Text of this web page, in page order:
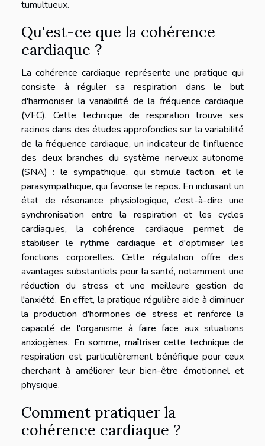
tumultueux.
Qu'est-ce que la cohérence
cardiaque ?
La cohérence cardiaque représente une pratique qui
consiste à réguler sa respiration dans le but
d'harmoniser la variabilité de la fréquence cardiaque
(VFC). Cette technique de respiration trouve ses
racines dans des études approfondies sur la variabilité
de la fréquence cardiaque, un indicateur de l'influence
des deux branches du système nerveux autonome
(SNA) : le sympathique, qui stimule l'action, et le
parasympathique, qui favorise le repos. En induisant un
état de résonance physiologique, c'est-à-dire une
synchronisation entre la respiration et les cycles
cardiaques, la cohérence cardiaque permet de
stabiliser le rythme cardiaque et d'optimiser les
fonctions corporelles. Cette régulation offre des
avantages substantiels pour la santé, notamment une
réduction du stress et une meilleure gestion de
l'anxiété. En effet, la pratique régulière aide à diminuer
la production d'hormones de stress et renforce la
capacité de l'organisme à faire face aux situations
anxiogènes. En somme, maîtriser cette technique de
respiration est particulièrement bénéfique pour ceux
cherchant à améliorer leur bien-être émotionnel et
physique.
Comment pratiquer la
cohérence cardiaque ?